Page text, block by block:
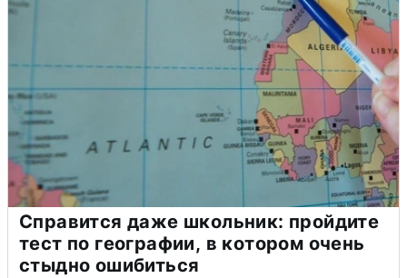
Справится даже школьник: пройдите
тест по географии, в котором очень
стыдно ошибиться